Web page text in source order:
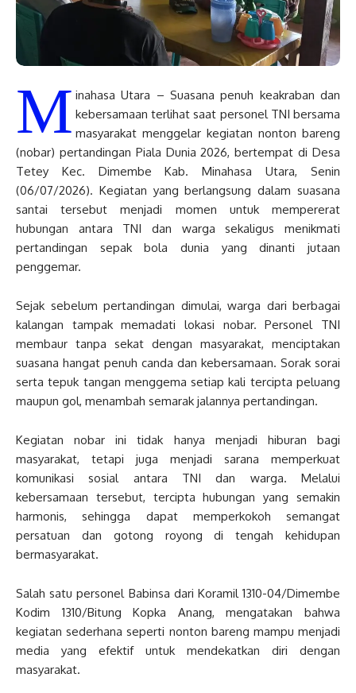
M inahasa Utara – Suasana penuh keakraban dan
kebersamaan terlihat saat personel TNI bersama
masyarakat menggelar kegiatan nonton bareng
(nobar) pertandingan Piala Dunia 2026, bertempat di Desa
Tetey Kec. Dimembe Kab. Minahasa Utara, Senin
(06/07/2026). Kegiatan yang berlangsung dalam suasana
santai tersebut menjadi momen untuk mempererat
hubungan antara TNI dan warga sekaligus menikmati
pertandingan sepak bola dunia yang dinanti jutaan
penggemar.
Sejak sebelum pertandingan dimulai, warga dari berbagai
kalangan tampak memadati lokasi nobar. Personel TNI
membaur tanpa sekat dengan masyarakat, menciptakan
suasana hangat penuh canda dan kebersamaan. Sorak sorai
serta tepuk tangan menggema setiap kali tercipta peluang
maupun gol, menambah semarak jalannya pertandingan.
Kegiatan nobar ini tidak hanya menjadi hiburan bagi
masyarakat, tetapi juga menjadi sarana memperkuat
komunikasi sosial antara TNI dan warga. Melalui
kebersamaan tersebut, tercipta hubungan yang semakin
harmonis, sehingga dapat memperkokoh semangat
persatuan dan gotong royong di tengah kehidupan
bermasyarakat.
Salah satu personel Babinsa dari Koramil 1310-04/Dimembe
Kodim 1310/Bitung Kopka Anang, mengatakan bahwa
kegiatan sederhana seperti nonton bareng mampu menjadi
media yang efektif untuk mendekatkan diri dengan
masyarakat.